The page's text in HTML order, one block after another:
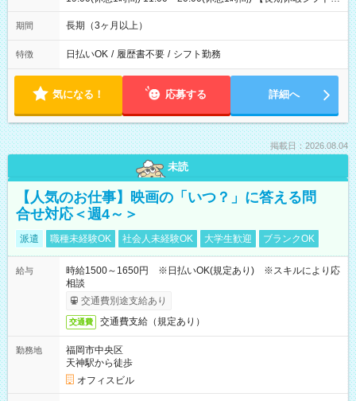
長期休暇：振り替え出勤なし（したい方相談OK） 年末年始：毎
年11月に決定（基本は長期休暇になります:2025年度実績：
（お盆）：暦通り（休み希望あれば受付可）
期間 長期（3ヶ月以上）
特徴 日払いOK / 履歴書不要 / シフト勤務
気になる！ 応募する 詳細へ
掲載日：2026.08.04
未読
【人気のお仕事】映画の「いつ？」に答える問
合せ対応＜週4～＞
派遣 職種未経験OK 社会人未経験OK 大学生歓迎 ブランクOK
給与
時給1500～1650円 ※日払いOK(規定あり) ※スキルにより応
相談
交通費別途支給あり
交通費 交通費支給（規定あり）
勤務地
福岡市中央区
天神駅から徒歩
オフィスビル